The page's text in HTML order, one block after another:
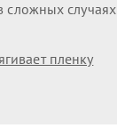
сложных случаях
пленку